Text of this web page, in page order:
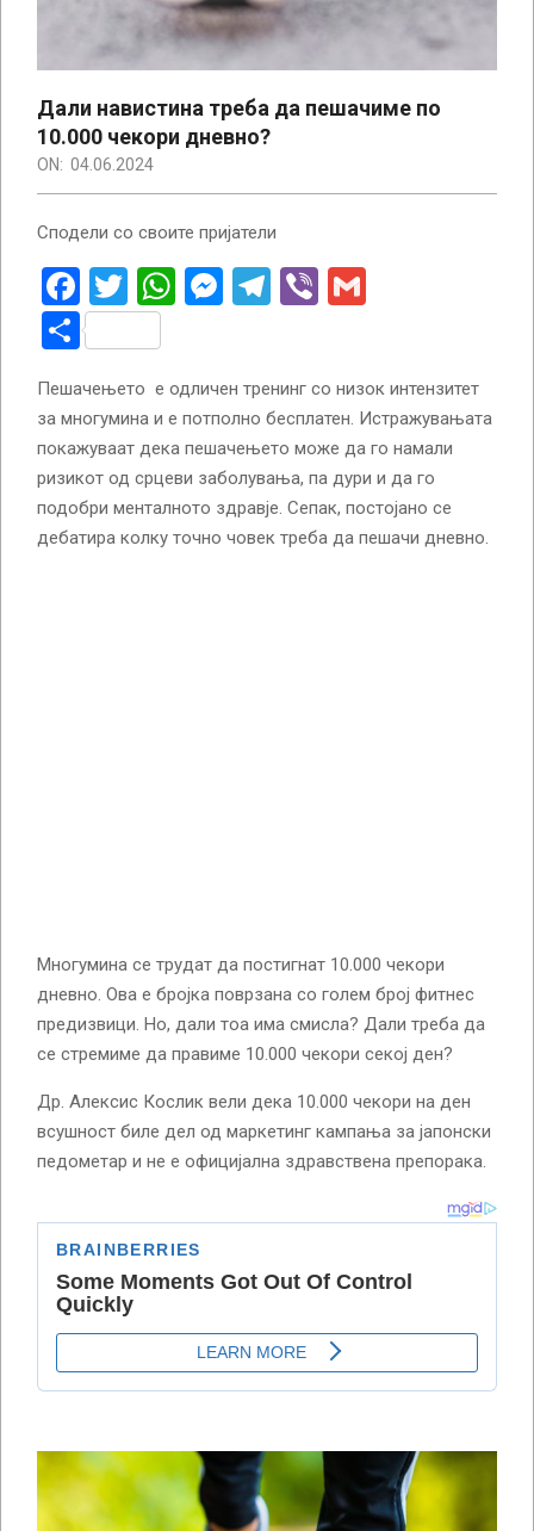
Дали навистина треба да пешачиме по
10.000 чекори дневно?
ON: 04.06.2024
Сподели со своите пријатели
Facebook
Twitter
WhatsApp
Messenger
Telegram
Viber
Share
Пешачењето е одличен тренинг со низок интензитет
за многумина и е потполно бесплатен. Истражувањата
покажуваат дека пешачењето може да го намали
ризикот од срцеви заболувања, па дури и да го
подобри менталното здравје. Сепак, постојано се
дебатира колку точно човек треба да пешачи дневно.
Многумина се трудат да постигнат 10.000 чекори
дневно. Ова е бројка поврзана со голем број фитнес
предизвици. Но, дали тоа има смисла? Дали треба да
се стремиме да правиме 10.000 чекори секој ден?
Др. Алексис Кослик вели дека 10.000 чекори на ден
всушност биле дел од маркетинг кампања за јапонски
педометар и не е официјална здравствена препорака.